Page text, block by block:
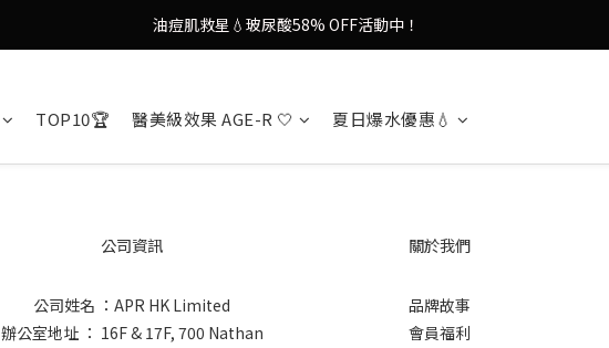
9in1多功能美容儀🌸護膚效果UP！
油痘肌救星💧玻尿酸58% OFF活動中！
9in1多功能美容儀🌸護膚效果UP！
TOP10🏆 醫美級效果 AGE-R 🤍 夏日爆水優惠💧
公司資訊
公司姓名 ：APR HK Limited
辦公室地址 ： 16F & 17F, 700 Nathan
關於我們
品牌故事
會員福利